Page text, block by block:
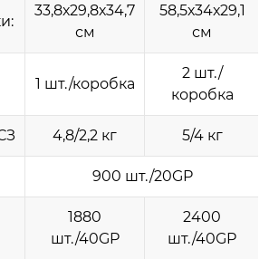
33,8х29,8х34,7
см
58,5х34х29,1
см
1 шт./коробка
2 шт./
коробка
4,8/2,2 кг 5/4 кг
900 шт./20GP
1880
шт./40GP
2400
шт./40GP